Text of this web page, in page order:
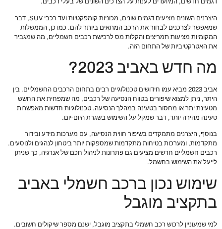
דגמים חדשים, המיועדים לענות על הצרכים השונים של בעלי רכבים.
היצרנים השונים מציעים דגמים שונים, מכוניות קומפקטיות ועד רכבי SUV, דבר
שמאפשר לצרכנים לבחור את הרכב המתאים ביותר להם. כמו כן, הממשלות
המקומיות מציעות תמריצים והקלות מס לרכישת רכבים חשמליים, מה שמגביר
את האטרקטיביות של התחום הזה.
מה חדש באביב 2023?
אביב 2023 מביא עמו חידושים טכנולוגיים רבים בתחום הרכבים החשמליים. בין
היתר, ניתן למצוא שיפורים בטווח הנסיעה של רכבים, מה שמפחית את החשש
מטעינת יתר או מחסור בטעינה במהלך הנסיעה. טכנולוגיות חדשות מאפשרות
טעינה מהירה יותר, דבר שמקל על השימוש בשגרת היום-יום.
בנוסף, היצרנים מתמקדים בשיפור חווית הנסיעה, עם מערכות מידע ובידור
מתקדמות, ומערכות בטיחות מתקדמות שמספקות יותר ביטחון לנהגים ולנוסעים.
רכבים חשמליים חדשים מציעים גם פתרונות לניהול חכם של אנרגיה, כך שניתן
לייעל את השימוש בחשמל.
שימוש נכון ברכב חשמלי באביב
בתקציב מוגבל
למי שמעוניין לרכוש רכב חשמלי בתקציב מוגבל, ישנם מספר שיקולים חשובים.